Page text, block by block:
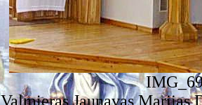
Valmieras Jaunavas Marijas